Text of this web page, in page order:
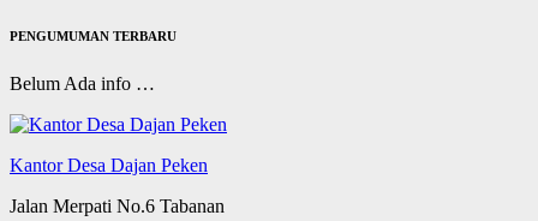
PENGUMUMAN TERBARU
Belum Ada info …
Kantor Desa Dajan Peken
Jalan Merpati No.6 Tabanan